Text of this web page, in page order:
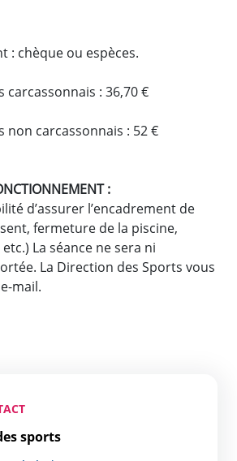
: chèque ou espèces.
carcassonnais : 36,70 €
non carcassonnais : 52 €
:
d’assurer l’encadrement de
fermeture de la piscine,
La séance ne sera ni
La Direction des Sports vous
mail.
sports